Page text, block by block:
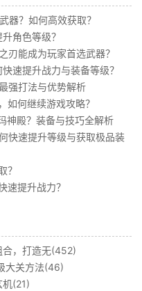
器？如何高效获取？
角色等级？
刃能成为玩家首选武器？
速提升战力与装备等级？
强打法与优势解析
如何继续游戏攻略？
神殿？装备与技巧全解析
快速提升等级与获取极品装
？
速提升战力？
合，打造无(452)
大关方法(46)
机(21)